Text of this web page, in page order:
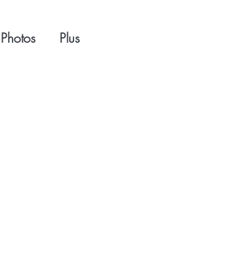
Photos Plus